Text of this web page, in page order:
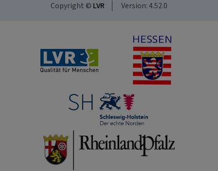
Copyright © LVR Version: 4.52.0